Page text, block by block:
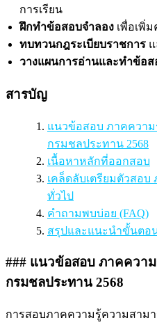
การเรียน
ฝึกทำข้อสอบจำลอง เพื่อเพิ่
ทบทวนกฎระเบียบราชการ
วางแผนการอ่านและทำข้อส
สารบัญ
แนวข้อสอบ ภาคควา
กรมชลประทาน 2568
เนื้อหาหลักที่ออกสอบ
เคล็ดลับเตรียมตัวสอ
ทั่วไป
คำถามพบบ่อย (FAQ)
สรุปและแนะนำขั้นตอ
### แนวข้อสอบ ภาคควา
กรมชลประทาน 2568
การสอบภาคความรู้ความสาม